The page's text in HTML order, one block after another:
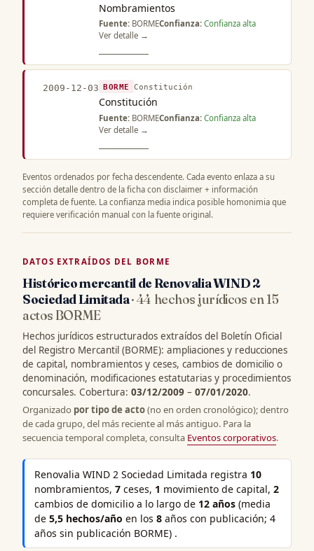
Nombramientos
Fuente: BORMEConfianza: Confianza alta
Ver detalle →
2009-12-03 BORME Constitución
Constitución
Fuente: BORMEConfianza: Confianza alta
Ver detalle →
Eventos ordenados por fecha descendente. Cada evento enlaza a su
sección detalle dentro de la ficha con disclaimer + información
completa de fuente. La confianza media indica posible homonimia que
requiere verificación manual con la fuente original.
DATOS EXTRAÍDOS DEL BORME
Histórico mercantil de Renovalia WIND 2
Sociedad Limitada· 44 hechos jurídicos en 15
actos BORME
Hechos jurídicos estructurados extraídos del Boletín Oficial
del Registro Mercantil (BORME): ampliaciones y reducciones
de capital, nombramientos y ceses, cambios de domicilio o
denominación, modificaciones estatutarias y procedimientos
concursales. Cobertura: 03/12/2009 – 07/01/2020.
Organizado por tipo de acto(no en orden cronológico); dentro
de cada grupo, del más reciente al más antiguo. Para la
secuencia temporal completa, consulta Eventos corporativos.
Renovalia WIND 2 Sociedad Limitada registra 10
nombramientos,7 ceses, 1 movimiento de capital,2
cambios de domicilio a lo largo de 12 años (media
de5,5 hechos/año en los8 años con publicación; 4
años sin publicación BORME) .